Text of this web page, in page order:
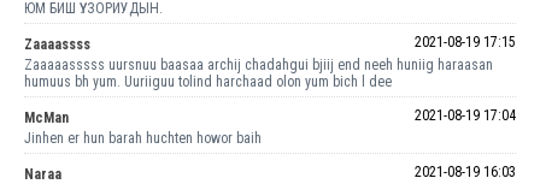
ЮМ БИШ ҮҮ. ЗОРИУДЫН.
Zaaaassss
2021-08-19 17:15
Zaaaaasssss uursnuu baasaa archij chadahgui bjiij end neeh huniig haraasan
humuus bh yum. Uuriiguu tolind harchaad olon yum bich l dee
МсMan
2021-08-19 17:04
Jinhen er hun barah huchten howor baih
Naraa
2021-08-19 16:03